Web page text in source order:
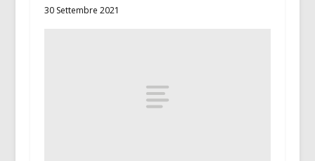
30 Settembre 2021